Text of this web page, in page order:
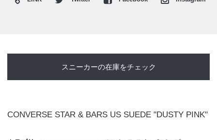
スニーカーの在庫をチェック
CONVERSE STAR & BARS US SUEDE "DUSTY PINK"